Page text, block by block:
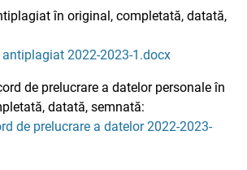
în original, completată, datată,
antiplagiat 2022-2023-1.docx
de prelucrare a datelor personale în
datată, semnată:
de prelucrare a datelor 2022-2023-